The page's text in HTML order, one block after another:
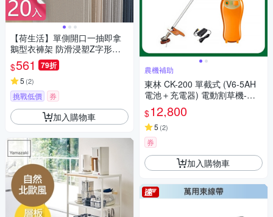
【荷生活】單側開口一抽即拿
鵝型衣褲架 防滑浸塑Z字形開
口加粗晾衣架-20入組
$561 79折
5 (2)
挑戰低價 券
加入購物車
農機補助
東林 CK-200 單截式 (V6-5AH
電池＋充電器) 電動割草機-農
機補助適用機型(台灣製造)
$12,800
5 (2)
券
加入購物車